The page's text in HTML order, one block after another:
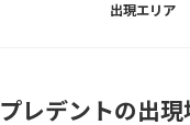
出現エリア
プレデントの出